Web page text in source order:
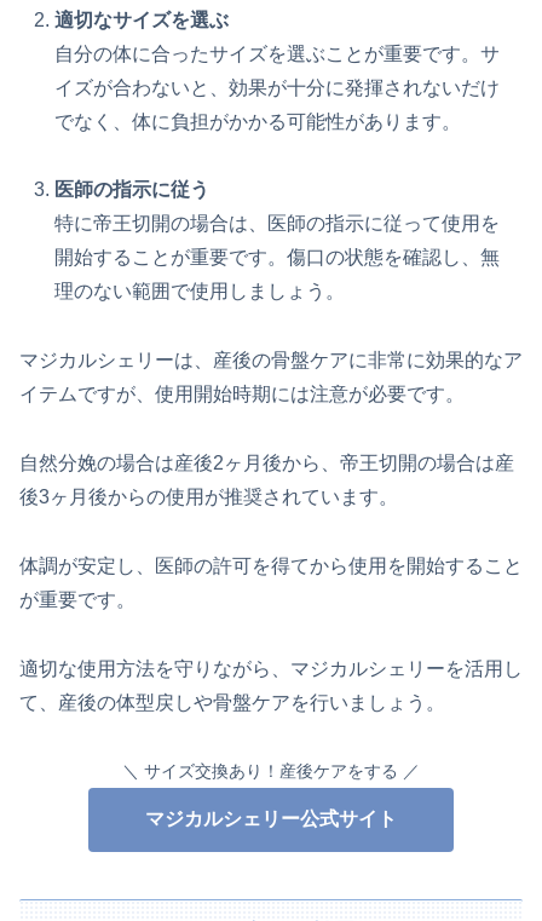
適切なサイズを選ぶ
自分の体に合ったサイズを選ぶことが重要です。サ
イズが合わないと、効果が十分に発揮されないだけ
でなく、体に負担がかかる可能性があります。
医師の指示に従う
特に帝王切開の場合は、医師の指示に従って使用を
開始することが重要です。傷口の状態を確認し、無
理のない範囲で使用しましょう。
マジカルシェリーは、産後の骨盤ケアに非常に効果的なア
イテムですが、使用開始時期には注意が必要です。
自然分娩の場合は産後2ヶ月後から、帝王切開の場合は産
後3ヶ月後からの使用が推奨されています。
体調が安定し、医師の許可を得てから使用を開始すること
が重要です。
適切な使用方法を守りながら、マジカルシェリーを活用し
て、産後の体型戻しや骨盤ケアを行いましょう。
＼ サイズ交換あり！産後ケアをする ／
マジカルシェリー公式サイト